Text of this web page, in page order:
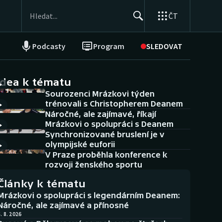
ČT
Podcasty Program SLEDOVAT
NEPŘEHLÉDNĚTE
Historické návraty
Aplikace ČT sport
AZ kvíz
k tématu
Sourozenci Mrázkovi týden
trénovali s Christopherem Deanem
Náročné, ale zajímavé, říkají
Mrázkovi o spolupráci s Deanem
Synchronizované bruslení je v
olympijské euforii
V Praze proběhla konference k
rozvoji ženského sportu
k tématu
o spolupráci s legendárním Deanem:
ale zajímavé a přínosné
8. 2026